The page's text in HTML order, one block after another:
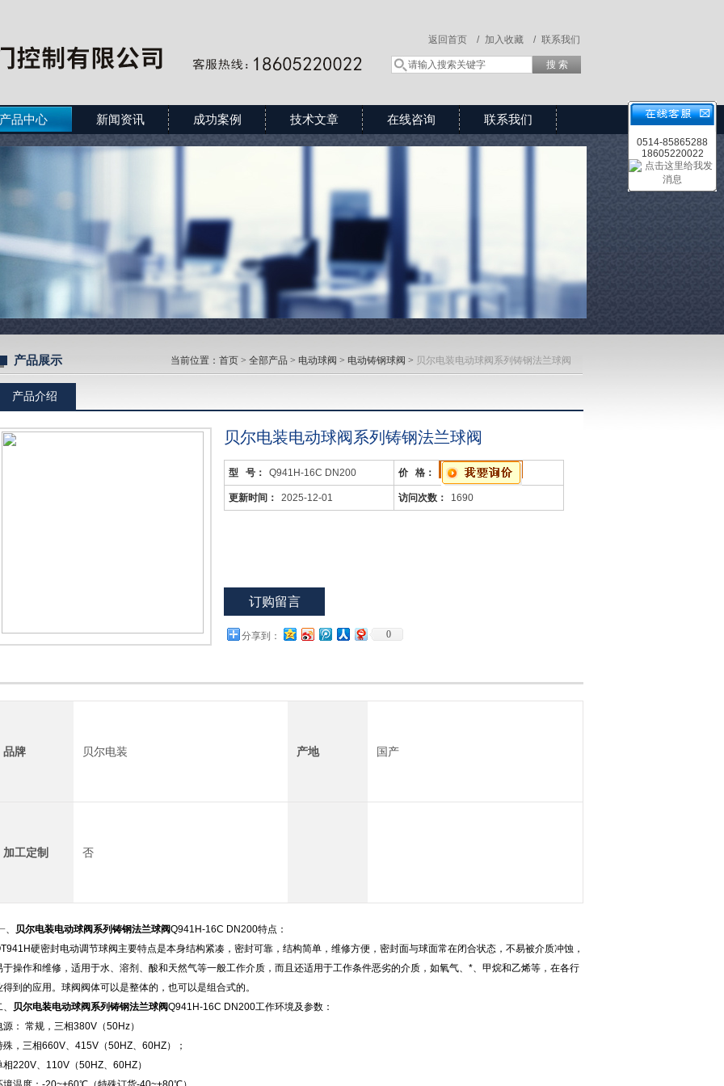
联系我们
加入收藏 /
返回首页 /
品中心 新闻资讯 成功案例 技术文章 在线咨询 联系我们
产品展示 当前位置： 首页 > 全部产品 > 电动球阀 > 电动铸钢球阀 > 贝尔电装电动球阀系列铸钢法兰球阀
产品介绍
贝尔电装电动球阀系列铸钢法兰球阀
型 号： Q941H-16C DN200 价 格：
更新时间： 2025-12-01 访问次数： 1690
订购留言
分享到： 0
品牌 贝尔电装 产地 国产
加工定制 否
、 贝尔电装电动球阀系列铸钢法兰球阀Q941H-16C DN200特点：
硬密封电动调节球阀主要特点是本身结构紧凑，密封可靠，结构简单，维修方便，密封面与球面常在闭合状态，不易被介质冲蚀，
于操作和维修，适用于水、溶剂、酸和天然气等一般工作介质，而且还适用于工作条件恶劣的介质，如氧气、*、甲烷和乙烯等，在各行
得到的应用。球阀阀体可以是整体的，也可以是组合式的。
贝尔电装电动球阀系列铸钢法兰球阀Q941H-16C DN200工作环境及参数：
源： 常规，三相380V（50Hz）
殊，三相660V、415V（50HZ、60HZ）；
相220V、110V（50HZ、60HZ）
0514-85865288
18605220022